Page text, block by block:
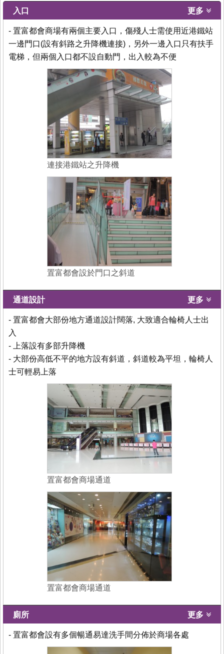
入口 更多
- 置富都會商場有兩個主要入口，傷殘人士需使用近港鐵站
一邊門口(設有斜路之升降機連接)，另外一邊入口只有扶手
電梯，但兩個入口都不設自動門，出入較為不便
連接港鐵站之升降機
置富都會設於門口之斜道
通道設計 更多
- 置富都會大部份地方通道設計闊落, 大致適合輪椅人士出
入
- 上落設有多部升降機
- 大部份高低不平的地方設有斜道，斜道較為平坦，輪椅人
士可輕易上落
置富都會商場通道
置富都會商場通道
廁所 更多
- 置富都會設有多個暢通易達洗手間分佈於商場各處